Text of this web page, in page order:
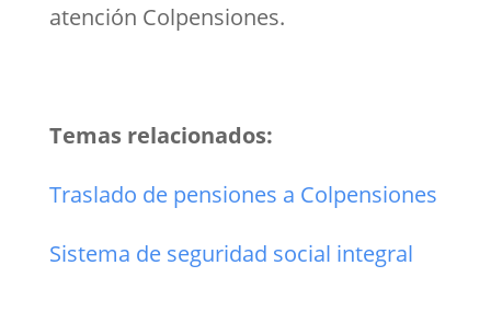
atención Colpensiones.
Temas relacionados:
Traslado de pensiones a Colpensiones
Sistema de seguridad social integral